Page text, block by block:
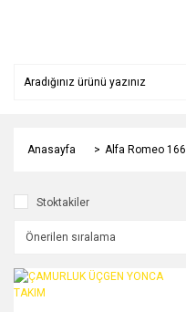
Anasayfa Alfa Romeo 166
Stoktakiler